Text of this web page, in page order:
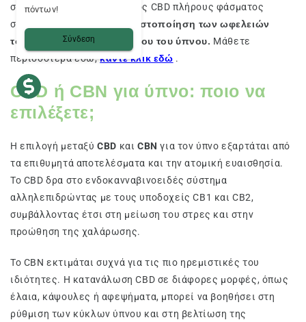
στην CBD πλήρους φάσματος CBD πλήρους φάσματος
συνεργάζονται για να
βελτιστοποίηση των ωφελειών
τους, συμπεριλαμβανομένου του ύπνου. Μάθετε
περισσότερα εδώ,κάντε κλικ εδώ .
CBD ή CBN για ύπνο: ποιο να
επιλέξετε;
Η επιλογή μεταξύCBD καιCBN για τον ύπνο εξαρτάται από
τα επιθυμητά αποτελέσματα και την ατομική ευαισθησία.
Το CBD δρα στο ενδοκανναβινοειδές σύστημα
αλληλεπιδρώντας με τους υποδοχείς CB1 και CB2,
συμβάλλοντας έτσι στη μείωση του στρες και στην
προώθηση της χαλάρωσης.
Το CBN εκτιμάται συχνά για τις πιο ηρεμιστικές του
ιδιότητες. Η κατανάλωση CBD σε διάφορες μορφές, όπως
έλαια, κάψουλες ή αφεψήματα, μπορεί να βοηθήσει στη
ρύθμιση των κύκλων ύπνου και στη βελτίωση της
πόντων!
Σύνδεση